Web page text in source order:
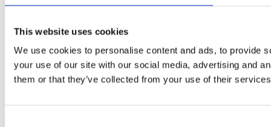
This website uses cookies
We use cookies to personalise content and ads, to provide
your use of our site with our social media, advertising and
them or that they’ve collected from your use of their